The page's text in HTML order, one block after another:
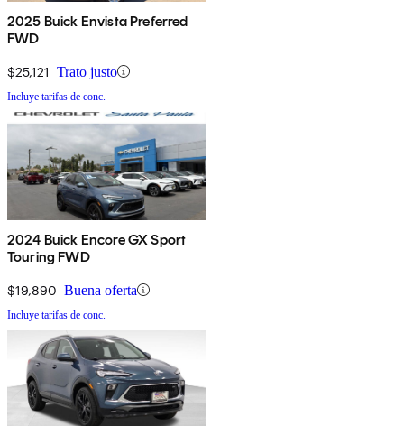
2025 Buick Envista Preferred
FWD
$25,121 Trato justo
Incluye tarifas de conc.
2024 Buick Encore GX Sport
Touring FWD
$19,890 Buena oferta
Incluye tarifas de conc.